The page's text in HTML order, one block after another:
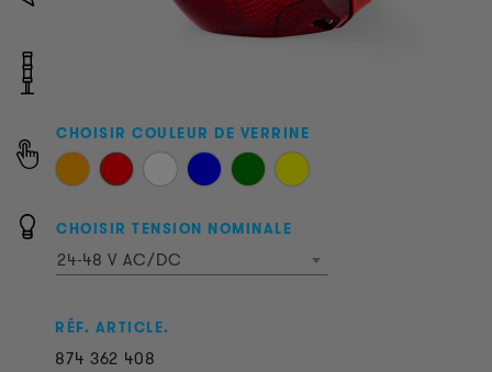
CHOISIR COULEUR DE VERRINE
CHOISIR TENSION NOMINALE
24-48 V AC/DC
RÉF. ARTICLE.
874 362 408